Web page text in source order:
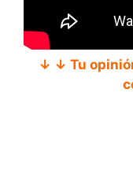
↓ ↓ Tu